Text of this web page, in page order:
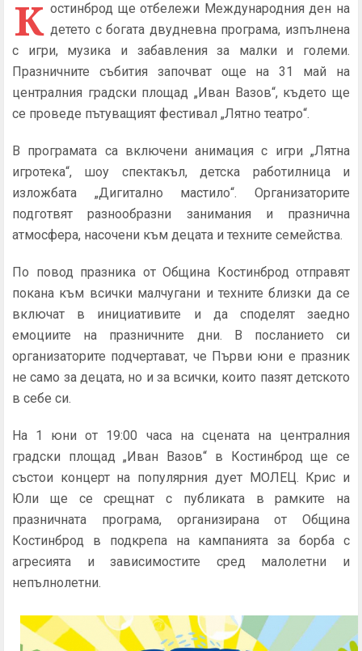
К остинброд ще отбележи Международния ден на
детето с богата двудневна програма, изпълнена
с игри, музика и забавления за малки и големи.
Празничните събития започват още на 31 май на
централния градски площад „Иван Вазов“, където ще
се проведе пътуващият фестивал „Лятно театро“.
В програмата са включени анимация с игри „Лятна
игротека“, шоу спектакъл, детска работилница и
изложбата „Дигитално мастило“. Организаторите
подготвят разнообразни занимания и празнична
атмосфера, насочени към децата и техните семейства.
По повод празника от Община Костинброд отправят
покана към всички малчугани и техните близки да се
включат в инициативите и да споделят заедно
емоциите на празничните дни. В посланието си
организаторите подчертават, че Първи юни е празник
не само за децата, но и за всички, които пазят детското
в себе си.
На 1 юни от 19:00 часа на сцената на централния
градски площад „Иван Вазов“ в Костинброд ще се
състои концерт на популярния дует МОЛЕЦ. Крис и
Юли ще се срещнат с публиката в рамките на
празничната програма, организирана от Община
Костинброд в подкрепа на кампанията за борба с
агресията и зависимостите сред малолетни и
непълнолетни.